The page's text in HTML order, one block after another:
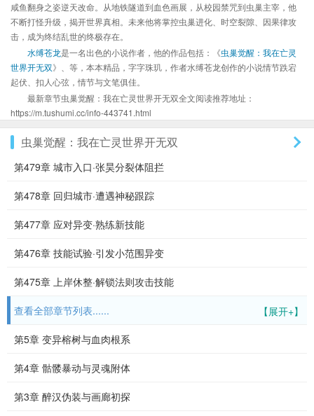
咸鱼翻身之姿逆天改命。从地铁隧道到血色画展，从校园禁咒到虫巢主宰，他
不断打怪升级，揭开世界真相。未来他将掌控虫巢进化、时空裂隙、因果律攻
击，成为终结乱世的终极存在。
水缚苍龙是一名出色的小说作者，他的作品包括：《虫巢觉醒：我在亡灵
世界开无双》、等，本本精品，字字珠玑，作者水缚苍龙创作的小说情节跌宕
起伏、扣人心弦，情节与文笔俱佳。
最新章节虫巢觉醒：我在亡灵世界开无双全文阅读推荐地址：
https://m.tushumi.cc/info-443741.html
虫巢觉醒：我在亡灵世界开无双
第479章 城市入口·张昊分裂体阻拦
第478章 回归城市·遭遇神秘跟踪
第477章 应对异变·熟练新技能
第476章 技能试验·引发小范围异变
第475章 上岸休整·解锁法则攻击技能
【展开+】
查看全部章节列表......
第5章 变异榕树与血肉根系
第4章 骷髅暴动与灵魂附体
第3章 醉汉伪装与画廊初探